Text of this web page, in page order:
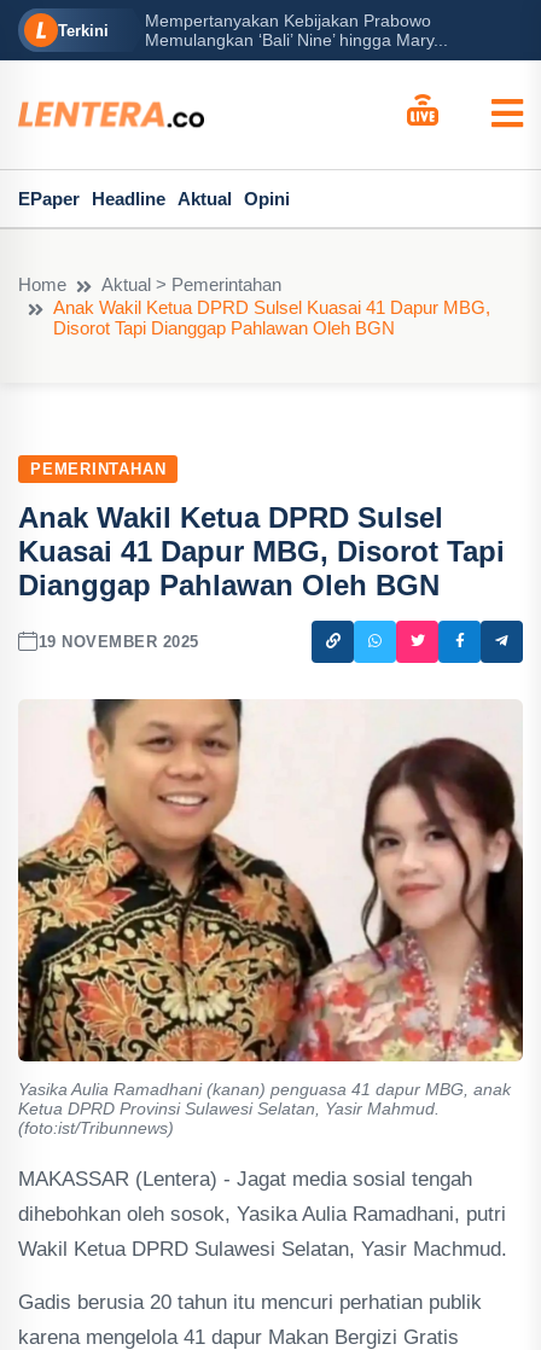
Terkini
Mempertanyakan Kebijakan Prabowo
Memulangkan ‘Bali’ Nine’ hingga Mary...
EPaper Headline Aktual Opini
Home
Aktual > Pemerintahan
Anak Wakil Ketua DPRD Sulsel Kuasai 41 Dapur MBG,
Disorot Tapi Dianggap Pahlawan Oleh BGN
PEMERINTAHAN
Anak Wakil Ketua DPRD Sulsel
Kuasai 41 Dapur MBG, Disorot Tapi
Dianggap Pahlawan Oleh BGN
19 NOVEMBER 2025
Yasika Aulia Ramadhani (kanan) penguasa 41 dapur MBG, anak
Ketua DPRD Provinsi Sulawesi Selatan, Yasir Mahmud.
(foto:ist/Tribunnews)
MAKASSAR (Lentera) - Jagat media sosial tengah
dihebohkan oleh sosok, Yasika Aulia Ramadhani, putri
Wakil Ketua DPRD Sulawesi Selatan, Yasir Machmud.
Gadis berusia 20 tahun itu mencuri perhatian publik
karena mengelola 41 dapur Makan Bergizi Gratis